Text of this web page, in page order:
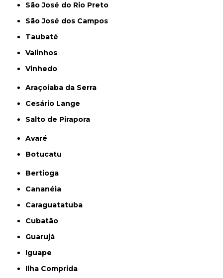
São José do Rio Preto
São José dos Campos
Taubaté
Valinhos
Vinhedo
Araçoiaba da Serra
Cesário Lange
Salto de Pirapora
Avaré
Botucatu
Bertioga
Cananéia
Caraguatatuba
Cubatão
Guarujá
Iguape
Ilha Comprida